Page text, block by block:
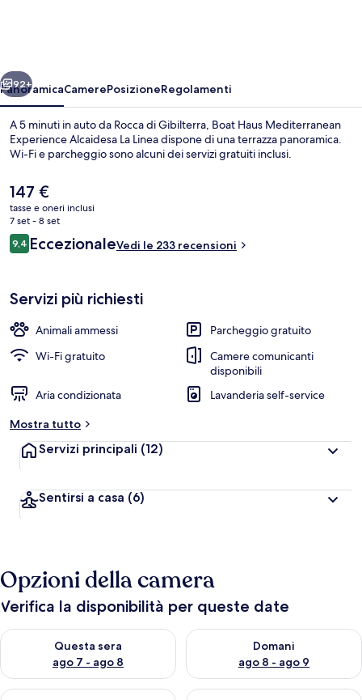
La
Linea
Avanti
92+
PanoramicaCamerePosizioneRegolamenti
A 5 minuti in auto da Rocca di Gibilterra, Boat Haus Mediterranean
Experience Alcaidesa La Linea dispone di una terrazza panoramica.
Wi-Fi e parcheggio sono alcuni dei servizi gratuiti inclusi.
Il
prezzo
attuale
è
147 €
147 €
tasse e oneri inclusi
7 set - 8 set
Recensioni
9,49,4 su 10
EccezionaleVedi le 233 recensioni
Servizi più richiesti
Animali ammessi
Parcheggio gratuito
Wi-Fi gratuito
Camere comunicanti
disponibili
Aria condizionata
Lavanderia self-service
Mostra tutto
Servizi principali (12)
Sentirsi a casa (6)
Opzioni della camera
Verifica la disponibilità per queste date
Questa sera
ago 7 - ago 8
Verifica la disponibilità per questa sera, ago 7 - ago 8
Domani
ago 8 - ago 9
Verifica la disponibilità per
Verifica la disponibilità per questo fine settimana, ago 7 - ago
Verifica la disponibilità per il